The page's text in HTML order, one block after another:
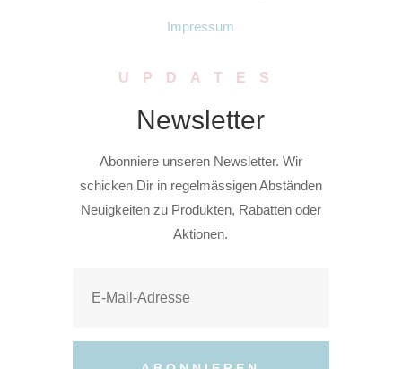
Impressum
UPDATES
Newsletter
Abonniere unseren Newsletter. Wir
schicken Dir in regelmässigen Abständen
Neuigkeiten zu Produkten, Rabatten oder
Aktionen.